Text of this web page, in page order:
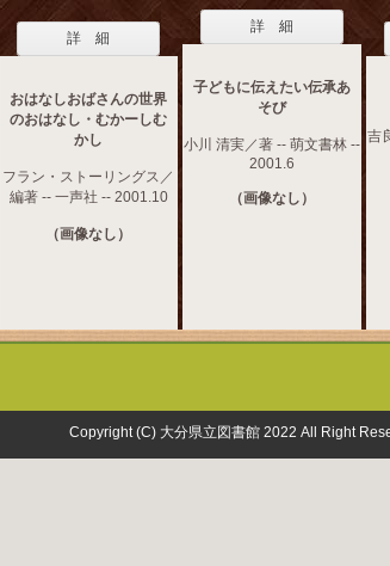
詳 細
おはなしおばさんの世界
のおはなし・むかーしむ
かし
フラン・ストーリングス／
編著 -- 一声社 -- 2001.10
（画像なし）
詳 細
子どもに伝えたい伝承あ
そび
小川 清実／著 -- 萌文書林 --
2001.6
（画像なし）
吉
Copyright (C) 大分県立図書館 2022 All Right